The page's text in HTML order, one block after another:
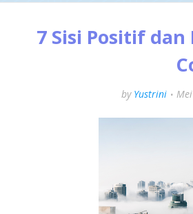
7 Sisi Positif
by Yustrini